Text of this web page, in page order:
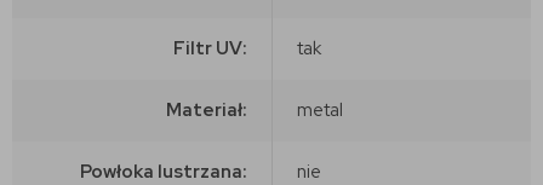
Filtr UV: tak
Materiał: metal
Powłoka lustrzana: nie